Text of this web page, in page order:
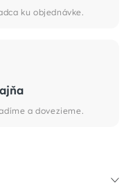
ku objednávke.
a dovezieme.